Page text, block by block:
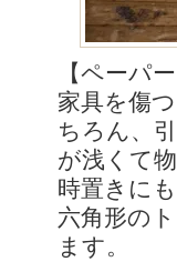
【ペーパ
家具を傷
ちろん、
が浅くて
時置きに
六角形の
ます。